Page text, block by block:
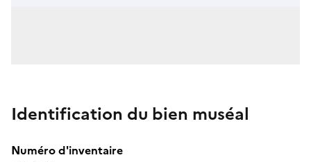
Identification du bien muséal
Numéro d'inventaire